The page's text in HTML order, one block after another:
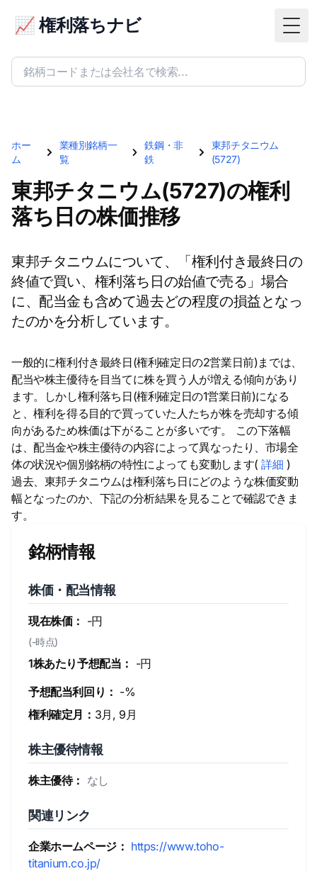
📈 権利落ちナビ
ホー
ム
業種別銘柄一
覧
鉄鋼・非
鉄
東邦チタニウム
(5727)
東邦チタニウム(5727)の権利
落ち日の株価推移
東邦チタニウムについて、「権利付き最終日の
終値で買い、権利落ち日の始値で売る」場合
に、配当金も含めて過去どの程度の損益となっ
たのかを分析しています。
一般的に権利付き最終日(権利確定日の2営業日前)までは、
配当や株主優待を目当てに株を買う人が増える傾向があり
ます。しかし権利落ち日(権利確定日の1営業日前)になる
と、権利を得る目的で買っていた人たちが株を売却する傾
向があるため株価は下がることが多いです。 この下落幅
は、配当金や株主優待の内容によって異なったり、市場全
体の状況や個別銘柄の特性によっても変動します(詳細 )
過去、東邦チタニウムは権利落ち日にどのような株価変動
幅となったのか、下記の分析結果を見ることで確認できま
す。
銘柄情報
株価・配当情報
現在株価： -円
(-時点)
1株あたり予想配当： -円
予想配当利回り： -%
権利確定月： 3月, 9月
株主優待情報
株主優待： なし
関連リンク
企業ホームページ： https://www.toho-
titanium.co.jp/